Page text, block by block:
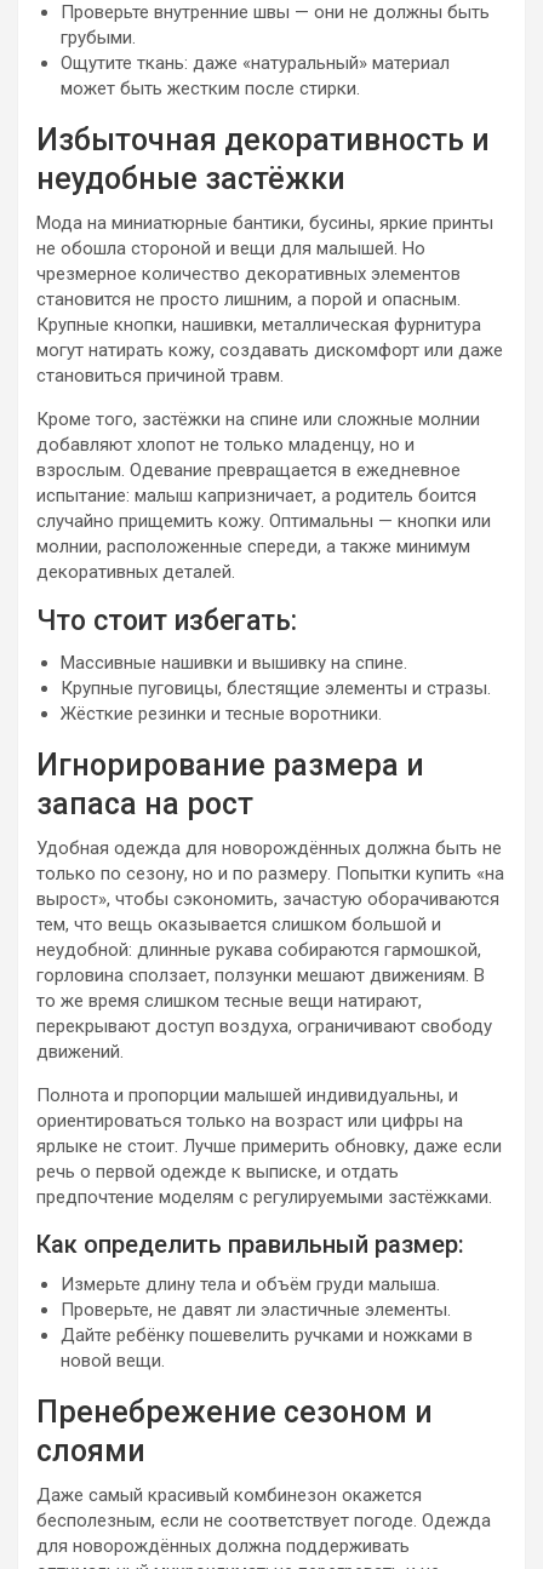
Проверьте внутренние швы — они не должны быть
грубыми.
Ощутите ткань: даже «натуральный» материал
может быть жестким после стирки.
Избыточная декоративность и
неудобные застёжки
Мода на миниатюрные бантики, бусины, яркие принты
не обошла стороной и вещи для малышей. Но
чрезмерное количество декоративных элементов
становится не просто лишним, а порой и опасным.
Крупные кнопки, нашивки, металлическая фурнитура
могут натирать кожу, создавать дискомфорт или даже
становиться причиной травм.
Кроме того, застёжки на спине или сложные молнии
добавляют хлопот не только младенцу, но и
взрослым. Одевание превращается в ежедневное
испытание: малыш капризничает, а родитель боится
случайно прищемить кожу. Оптимальны — кнопки или
молнии, расположенные спереди, а также минимум
декоративных деталей.
Что стоит избегать:
Массивные нашивки и вышивку на спине.
Крупные пуговицы, блестящие элементы и стразы.
Жёсткие резинки и тесные воротники.
Игнорирование размера и
запаса на рост
Удобная одежда для новорождённых должна быть не
только по сезону, но и по размеру. Попытки купить «на
вырост», чтобы сэкономить, зачастую оборачиваются
тем, что вещь оказывается слишком большой и
неудобной: длинные рукава собираются гармошкой,
горловина сползает, ползунки мешают движениям. В
то же время слишком тесные вещи натирают,
перекрывают доступ воздуха, ограничивают свободу
движений.
Полнота и пропорции малышей индивидуальны, и
ориентироваться только на возраст или цифры на
ярлыке не стоит. Лучше примерить обновку, даже если
речь о первой одежде к выписке, и отдать
предпочтение моделям с регулируемыми застёжками.
Как определить правильный размер:
Измерьте длину тела и объём груди малыша.
Проверьте, не давят ли эластичные элементы.
Дайте ребёнку пошевелить ручками и ножками в
новой вещи.
Пренебрежение сезоном и
слоями
Даже самый красивый комбинезон окажется
бесполезным, если не соответствует погоде. Одежда
для новорождённых должна поддерживать